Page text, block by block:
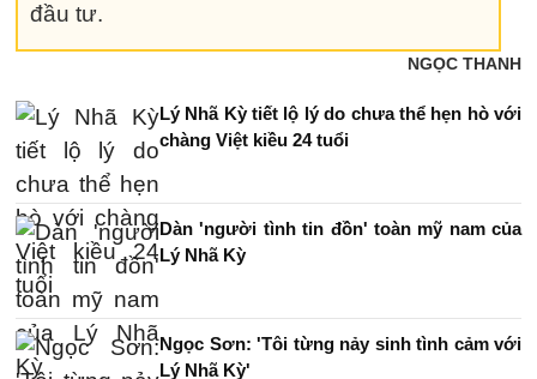
đầu tư.
NGỌC THANH
Lý Nhã Kỳ tiết lộ lý do chưa thể hẹn hò với
chàng Việt kiều 24 tuổi
Dàn 'người tình tin đồn' toàn mỹ nam của
Lý Nhã Kỳ
Ngọc Sơn: 'Tôi từng nảy sinh tình cảm với
Lý Nhã Kỳ'